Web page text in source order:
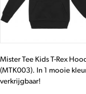
Mister Tee Kids T-Rex
(MTK003). In 1 mooie
verkrijgbaar!
Deze
optie
op
de
productpagina